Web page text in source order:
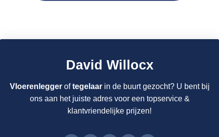
David Willocx
Vloerenleggeroftegelaarin de buurt gezocht? U bent bij
ons aan het juiste adres voor een topservice &
klantvriendelijke prijzen!